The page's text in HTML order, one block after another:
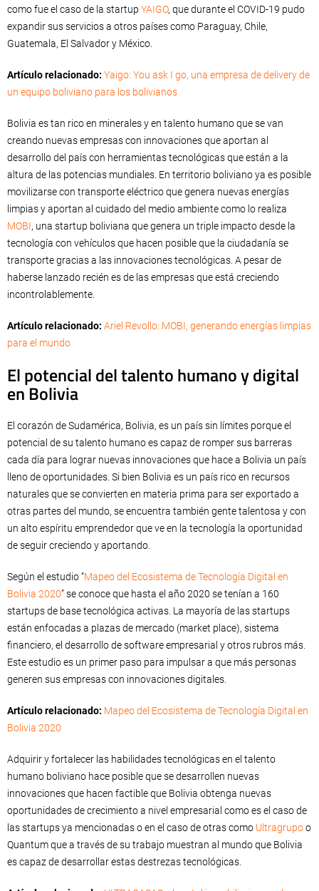
como fue el caso de la startup YAIGO, que durante el COVID-19 pudo
expandir sus servicios a otros países como Paraguay, Chile,
Guatemala, El Salvador y México.
Artículo relacionado: Yaigo: You ask I go, una empresa de delivery de
un equipo boliviano para los bolivianos
Bolivia es tan rico en minerales y en talento humano que se van
creando nuevas empresas con innovaciones que aportan al
desarrollo del país con herramientas tecnológicas que están a la
altura de las potencias mundiales. En territorio boliviano ya es posible
movilizarse con transporte eléctrico que genera nuevas energías
limpias y aportan al cuidado del medio ambiente como lo realiza
MOBI, una startup boliviana que genera un triple impacto desde la
tecnología con vehículos que hacen posible que la ciudadanía se
transporte gracias a las innovaciones tecnológicas. A pesar de
haberse lanzado recién es de las empresas que está creciendo
incontrolablemente.
Artículo relacionado: Ariel Revollo: MOBI, generando energías limpias
para el mundo
El potencial del talento humano y digital
en Bolivia
El corazón de Sudamérica, Bolivia, es un país sin límites porque el
potencial de su talento humano es capaz de romper sus barreras
cada día para lograr nuevas innovaciones que hace a Bolivia un país
lleno de oportunidades. Si bien Bolivia es un país rico en recursos
naturales que se convierten en materia prima para ser exportado a
otras partes del mundo, se encuentra también gente talentosa y con
un alto espíritu emprendedor que ve en la tecnología la oportunidad
de seguir creciendo y aportando.
Según el estudio “Mapeo del Ecosistema de Tecnología Digital en
Bolivia 2020” se conoce que hasta el año 2020 se tenían a 160
startups de base tecnológica activas. La mayoría de las startups
están enfocadas a plazas de mercado (market place), sistema
financiero, el desarrollo de software empresarial y otros rubros más.
Este estudio es un primer paso para impulsar a que más personas
generen sus empresas con innovaciones digitales.
Artículo relacionado: Mapeo del Ecosistema de Tecnología Digital en
Bolivia 2020
Adquirir y fortalecer las habilidades tecnológicas en el talento
humano boliviano hace posible que se desarrollen nuevas
innovaciones que hacen factible que Bolivia obtenga nuevas
oportunidades de crecimiento a nivel empresarial como es el caso de
las startups ya mencionadas o en el caso de otras como Ultragrupoo
Quantum que a través de su trabajo muestran al mundo que Bolivia
es capaz de desarrollar estas destrezas tecnológicas.